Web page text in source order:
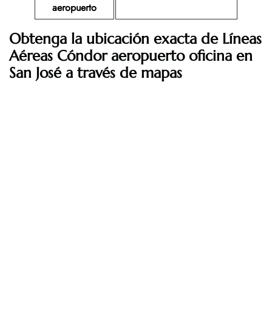
aeropuerto
Obtenga la ubicación exacta de Líneas
Aéreas Cóndor aeropuerto oficina en
San José a través de mapas